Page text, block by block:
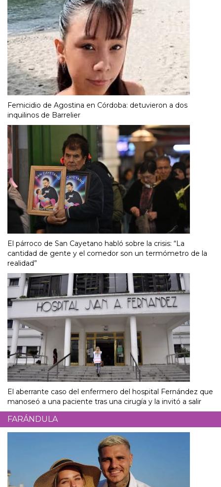
Femicidio de Agostina en Córdoba: detuvieron a dos
inquilinos de Barrelier
El párroco de San Cayetano habló sobre la crisis: “La
cantidad de gente y el comedor son un termómetro de la
realidad”
El aberrante caso del enfermero del hospital Fernández que
manoseó a una paciente tras una cirugía y la invitó a salir
FARÁNDULA